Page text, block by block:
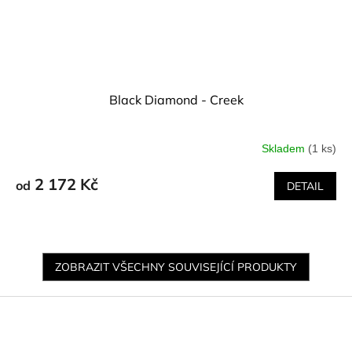
Black Diamond - Creek
Skladem (1 ks)
od 2 172 Kč DETAIL
ZOBRAZIT VŠECHNY SOUVISEJÍCÍ PRODUKTY
Z